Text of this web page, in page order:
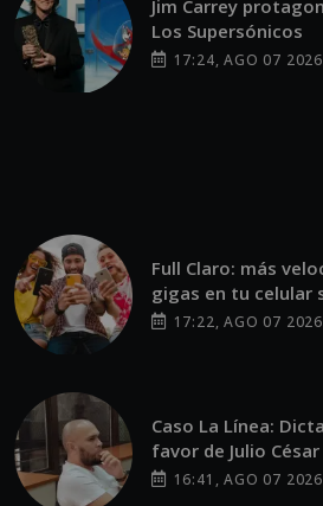
Jim Carrey
Los Supersónicos
17:24, AGO 07 2026
Full Claro: más
gigas en tu celular
17:22, AGO 07 2026
Caso La Línea:
favor de Julio
16:41, AGO 07 2026